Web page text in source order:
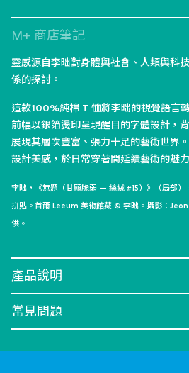
M+ 商店筆記
靈感源自李昢對身體與社會、人類與科
係的探討。
這款100%純棉 T 恤將李昢的視覺語言
前幅以銀箔燙印呈現醒目的字體設計，
展現其層次豐富、張力十足的藝術世界
設計美感，於日常穿著間延續藝術的魅力
李昢，《無題（甘願脆弱 — 絲絨 #15）》（局部）
拼貼。首爾 Leeum 美術館藏 © 李昢。攝影：
供。
產品說明
常見問題